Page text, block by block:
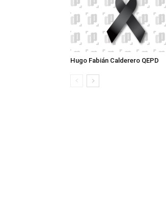
Hugo Fabián Calderero QEPD